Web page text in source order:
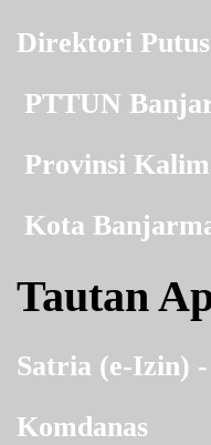
Direktori
PTTUN
Provinsi
Kota
Tautan
Satria (e-Izin)
Komdanas